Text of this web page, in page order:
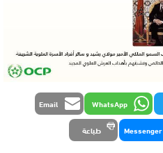
WhatsApp
Email
Messenger طباعة